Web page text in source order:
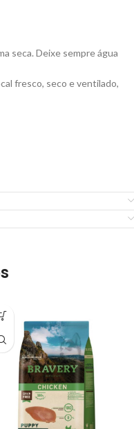
seca. Deixe sempre água
fresco, seco e ventilado,